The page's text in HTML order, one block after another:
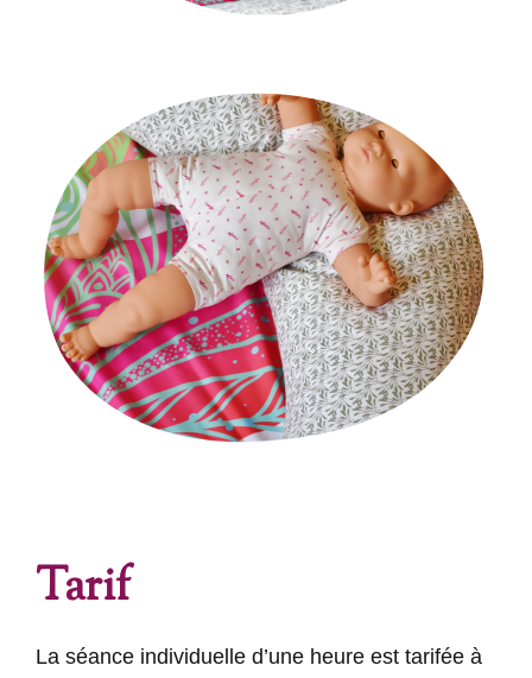
Tarif
La séance individuelle d’une heure est tarifée à